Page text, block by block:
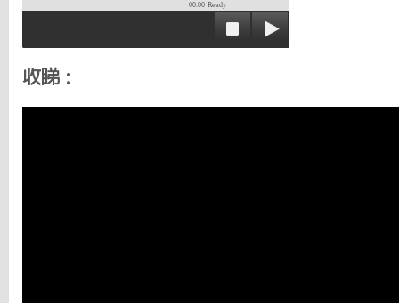
00:00 Ready
收睇：